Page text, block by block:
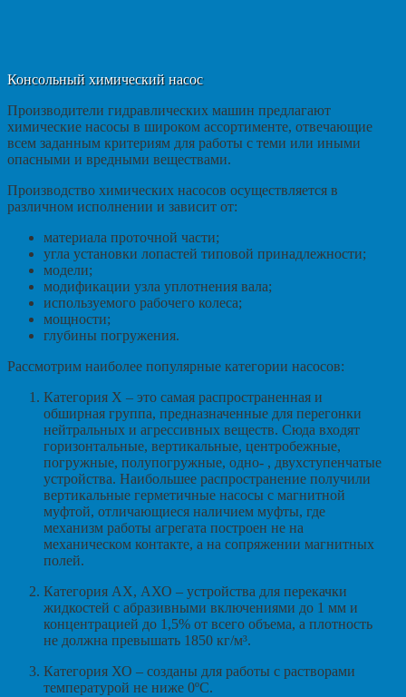
Консольный химический насос
Производители гидравлических машин предлагают
химические насосы в широком ассортименте, отвечающие
всем заданным критериям для работы с теми или иными
опасными и вредными веществами.
Производство химических насосов осуществляется в
различном исполнении и зависит от:
материала проточной части;
угла установки лопастей типовой принадлежности;
модели;
модификации узла уплотнения вала;
используемого рабочего колеса;
мощности;
глубины погружения.
Рассмотрим наиболее популярные категории насосов:
Категория X – это самая распространенная и
обширная группа, предназначенные для перегонки
нейтральных и агрессивных веществ. Сюда входят
горизонтальные, вертикальные, центробежные,
погружные, полупогружные, одно- , двухступенчатые
устройства. Наибольшее распространение получили
вертикальные герметичные насосы с магнитной
муфтой, отличающиеся наличием муфты, где
механизм работы агрегата построен не на
механическом контакте, а на сопряжении магнитных
полей.
Категория АХ, АХО – устройства для перекачки
жидкостей с абразивными включениями до 1 мм и
концентрацией до 1,5% от всего объема, а плотность
не должна превышать 1850 кг/м³.
Категория ХО – созданы для работы с растворами
температурой не ниже 0ºС.